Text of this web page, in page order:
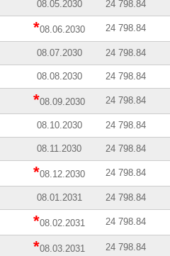
08.05.2030 24 798.84
*08.06.2030 24 798.84
08.07.2030 24 798.84
08.08.2030 24 798.84
*08.09.2030 24 798.84
08.10.2030 24 798.84
08.11.2030 24 798.84
*08.12.2030 24 798.84
08.01.2031 24 798.84
*08.02.2031 24 798.84
*08.03.2031 24 798.84